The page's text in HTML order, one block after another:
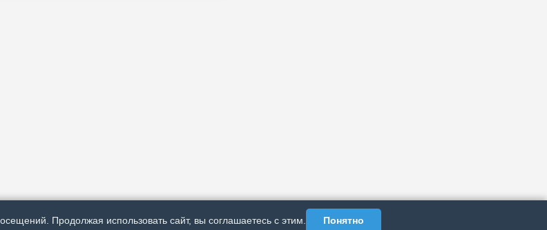
Продолжая использовать сайт, вы соглашаетесь с этим. Понятно